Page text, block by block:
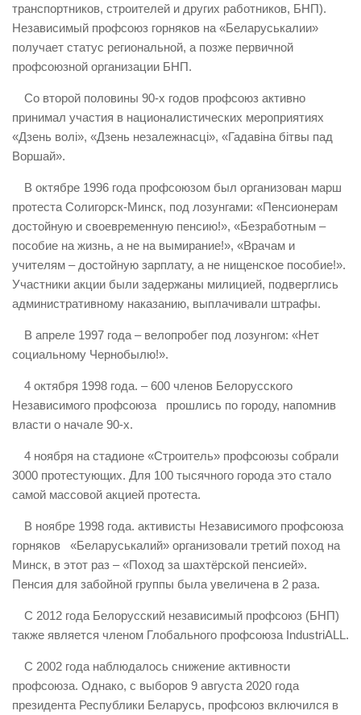
транспортников, строителей и других работников, БНП).
Независимый профсоюз горняков на «Беларуськалии»
получает статус региональной, а позже первичной
профсоюзной организации БНП.
Со второй половины 90-х годов профсоюз активно
принимал участия в националистических мероприятиях
«Дзень волі», «Дзень незалежнасці», «Гадавiна бітвы пад
Воршай».
В октябре 1996 года профсоюзом был организован марш
протеста Солигорск-Минск, под лозунгами: «Пенсионерам
достойную и своевременную пенсию!», «Безработным –
пособие на жизнь, а не на вымирание!», «Врачам и
учителям – достойную зарплату, а не нищенское пособие!».
Участники акции были задержаны милицией, подверглись
административному наказанию, выплачивали штрафы.
В апреле 1997 года – велопробег под лозунгом: «Нет
социальному Чернобылю!».
4 октября 1998 года. – 600 членов Белорусского
Независимого профсоюза прошлись по городу, напомнив
власти о начале 90-х.
4 ноября на стадионе «Строитель» профсоюзы собрали
3000 протестующих. Для 100 тысячного города это стало
самой массовой акцией протеста.
В ноябре 1998 года. активисты Независимого профсоюза
горняков «Беларуськалий» организовали третий поход на
Минск, в этот раз – «Поход за шахтёрской пенсией».
Пенсия для забойной группы была увеличена в 2 раза.
С 2012 года Белорусский независимый профсоюз (БНП)
также является членом Глобального профсоюза IndustriALL.
С 2002 года наблюдалось снижение активности
профсоюза. Однако, с выборов 9 августа 2020 года
президента Республики Беларусь, профсоюз включился в